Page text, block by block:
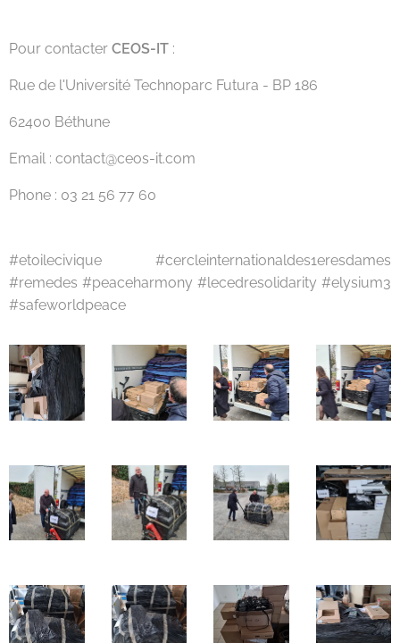
Pour contacter CEOS-IT :
Rue de l'Université Technoparc Futura - BP 186
62400 Béthune
Email : contact@ceos-it.com
Phone : 03 21 56 77 60
#etoilecivique #cercleinternationaldes1eresdames
#remedes #peaceharmony #lecedresolidarity #elysium3
#safeworldpeace